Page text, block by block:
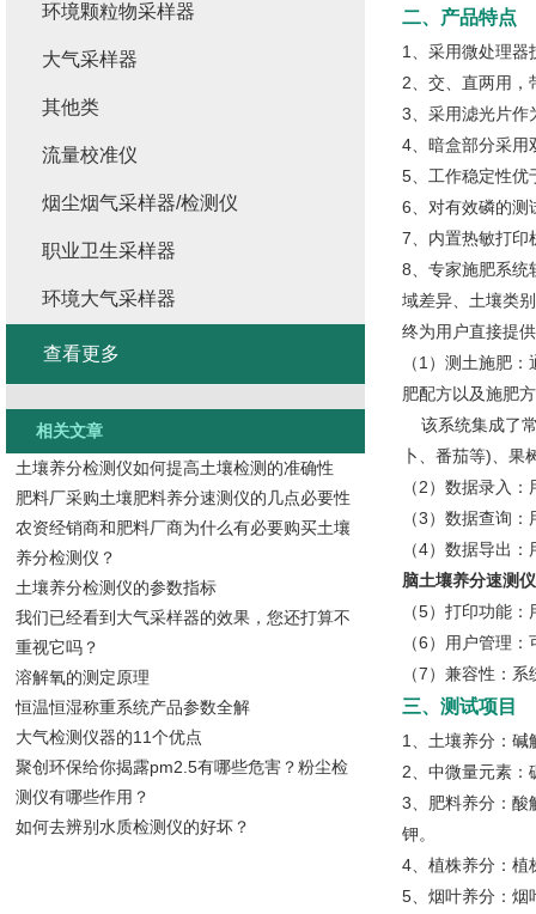
二、产品特点
1、采用微处理器
2、交、直两用，
3、采用滤光片作
4、暗盒部分采用
5、工作稳定性优
6、对有效磷的测
7、内置热敏打印
8、专家施肥系统
域差异、土壤类
终为用户直接提
（1）测土施肥
肥配方以及施肥
该系统集成了常
卜、番茄等)、
（2）数据录入
（3）数据查询
（4）数据导出
脑土壤养分速测
（5）打印功能
（6）用户管理
（7）兼容性：
三、测试项目
1、土壤养分：碱
2、中微量元素：
3、肥料养分：酸
钾。
4、植株养分：植
5、烟叶养分：烟
环境颗粒物采样器
大气采样器
其他类
流量校准仪
烟尘烟气采样器/检测仪
职业卫生采样器
环境大气采样器
查看更多
相关文章
土壤养分检测仪如何提高土壤检测的准确性
肥料厂采购土壤肥料养分速测仪的几点必要性
农资经销商和肥料厂商为什么有必要购买土壤
养分检测仪？
土壤养分检测仪的参数指标
我们已经看到大气采样器的效果，您还打算不
重视它吗？
溶解氧的测定原理
恒温恒湿称重系统产品参数全解
大气检测仪器的11个优点
聚创环保给你揭露pm2.5有哪些危害？粉尘检
测仪有哪些作用？
如何去辨别水质检测仪的好坏？